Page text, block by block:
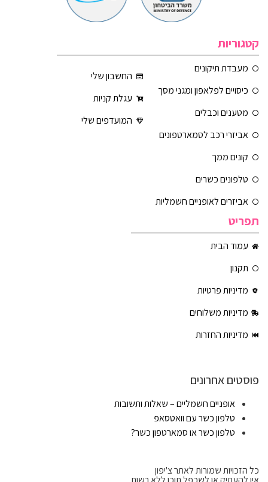
קטגוריות
מעבדת תיקונים
כיסויים לפלאפון ומגני מסך
מטענים וכבלים
אביזרי רכב לסמארטפונים
קונים ממך
טלפונים כשרים
אביזרים לאופניים חשמליות
החשבון שלי
עגלת קניות
המועדפים שלי
תפריט
עמוד הבית
תקנון
מדיניות פרטיות
מדיניות משלוחים
מדיניות החזרות
פוסטים אחרונים
אופניים חשמליים – שאלות ותשובות
טלפון כשר עם וואטסאפ
טלפון כשר או סמארטפון כשר?
כל הזכויות שמורות לאתר צ'יפון